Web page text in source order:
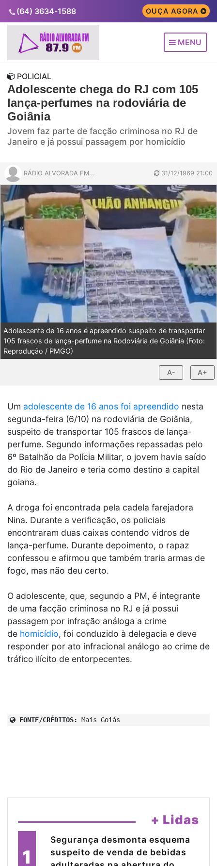
(64) 3634-1588 OUÇA AGORA
MENU
POLICIAL
Adolescente chega do RJ com 105
lança-perfumes na rodoviária de
Goiânia
Jovem faz parte de facção criminosa no RJ de
Janeiro e já possui passagem por homicídio
RÁDIO ALVORADA FM... 31/12/1969 21:00
Adolescente de 16 anos é apreendido suspeito de transportar
105 frascos de lança-perfume na Rodoviária de Goiânia (Foto:
Reprodução / PMGO)
A- A+
Um adolescente de 16 anos foi apreendido nesta
segunda-feira (6/10) na rodoviária de Goiânia,
suspeito de transportar 105 frascos de lança-
perfume. Segundo informações repassadas pelo
6º Batalhão da Polícia Militar, o jovem havia saído
do Rio de Janeiro e teria como destino a capital
goiana.
A droga foi encontrada pela cadela farejadora
Nina. Durante a verificação, os policiais
encontraram duas caixas contendo vidros de
lança-perfume. Durante depoimento, o rapaz
confessou e afirmou que também traria armas de
fogo, mas não deu certo.
O adolescente, que, segundo a PM, é integrante
de uma facção criminosa no RJ e já possui
passagem por infração análoga a crime
de homicídio, foi conduzido à delegacia e deve
responder por ato infracional análogo ao crime de
tráfico ilícito de entorpecentes.
FONTE/CRÉDITOS: Mais Goiás
+ Lidas
1
Segurança desmonta esquema
suspeito de venda de bebidas